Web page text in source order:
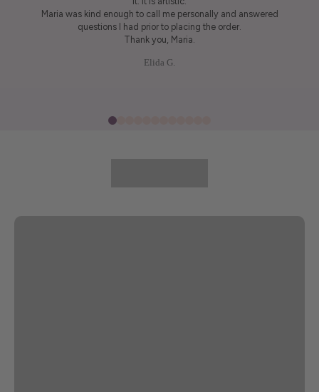
Maria was kind enough to call me personally and answered
questions I had prior to placing the order.
Thank you, Maria.
Elida G.